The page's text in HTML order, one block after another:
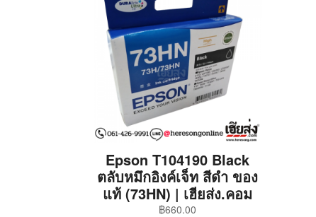
Epson T104190 Black
ตลับหมึกอิงค์เจ็ท สีดำ ของ
แท้ (73HN) | เฮียส่ง.คอม
฿660.00